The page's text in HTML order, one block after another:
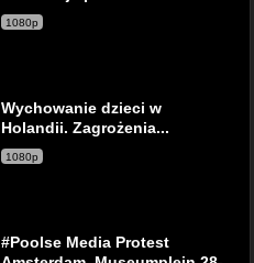
1080p
Wychowanie dzieci w
Holandii. Zagrożenia...
1080p
#Poolse Media Protest